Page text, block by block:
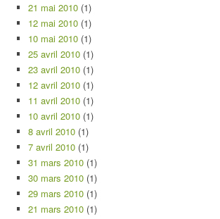
21 mai 2010 (1)
12 mai 2010 (1)
10 mai 2010 (1)
25 avril 2010 (1)
23 avril 2010 (1)
12 avril 2010 (1)
11 avril 2010 (1)
10 avril 2010 (1)
8 avril 2010 (1)
7 avril 2010 (1)
31 mars 2010 (1)
30 mars 2010 (1)
29 mars 2010 (1)
21 mars 2010 (1)